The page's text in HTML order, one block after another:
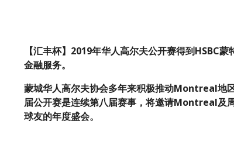
【汇丰杯】2019年华人高尔夫公开赛得到HSBC
金融服务。
蒙城华人高尔夫协会多年来积极推动Montreal地
届公开赛是连续第八届赛事，将邀请Montreal及
球友的年度盛会。